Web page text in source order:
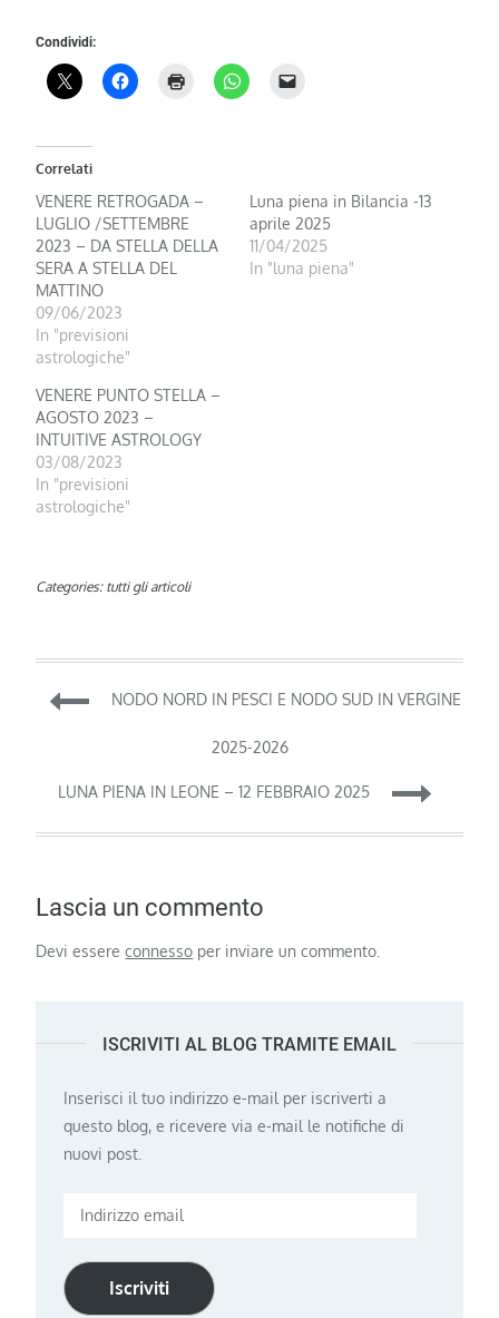
Condividi:
Correlati
VENERE RETROGADA –
LUGLIO /SETTEMBRE
2023 – DA STELLA DELLA
SERA A STELLA DEL
MATTINO
09/06/2023
In "previsioni
astrologiche"
Luna piena in Bilancia -13
aprile 2025
11/04/2025
In "luna piena"
VENERE PUNTO STELLA –
AGOSTO 2023 –
INTUITIVE ASTROLOGY
03/08/2023
In "previsioni
astrologiche"
Categories: tutti gli articoli
Navigazione
NODO NORD IN PESCI E NODO SUD IN VERGINE
2025-2026
LUNA PIENA IN LEONE – 12 FEBBRAIO 2025
Lascia un commento
Devi essereconnesso per inviare un commento.
ISCRIVITI AL BLOG TRAMITE EMAIL
Inserisci il tuo indirizzo e-mail per iscriverti a
questo blog, e ricevere via e-mail le notifiche di
nuovi post.
Indirizzo
Iscriviti